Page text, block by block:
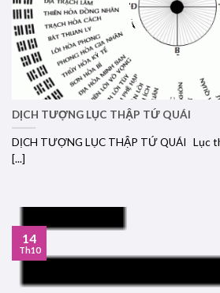
DỊCH TƯỢNG LỤC THẬP TỨ QUÁI
DỊCH TƯỢNG LỤC THẬP TỨ QUÁI Lục
[...]
14
Th10